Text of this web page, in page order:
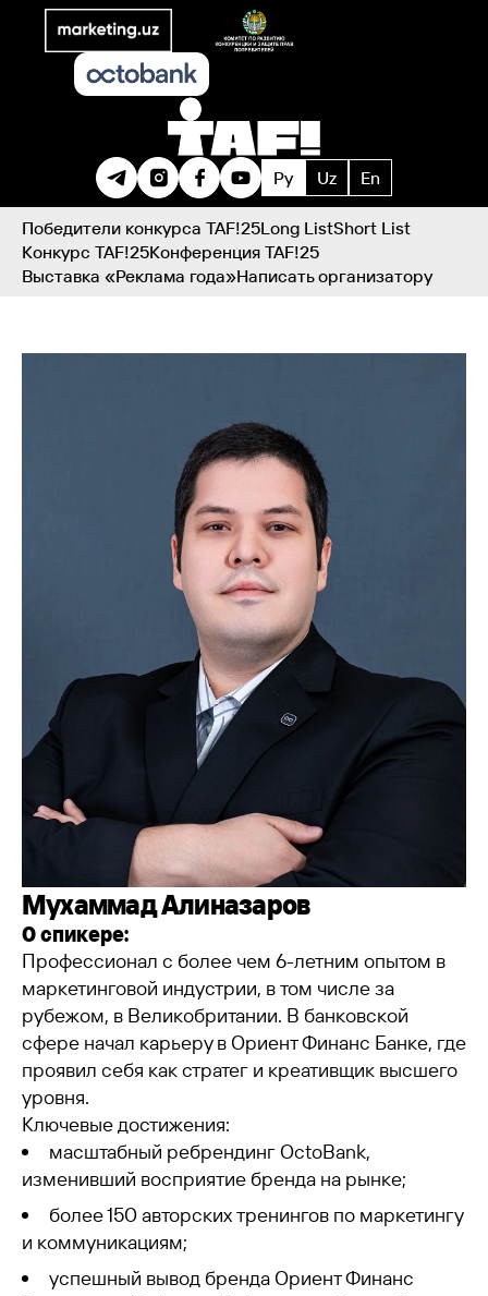
Ру Uz En
Победители конкурса TAF!25Long ListShort List
Конкурс TAF!25Конференция TAF!25
Выставка «Реклама года»Написать организатору
Мухаммад Алиназаров
О спикере:
Профессионал с более чем 6-летним опытом в
маркетинговой индустрии, в том числе за
рубежом, в Великобритании. В банковской
сфере начал карьеру в Ориент Финанс Банке, где
проявил себя как стратег и креативщик высшего
уровня.
Ключевые достижения:
масштабный ребрендинг OctoBank,
изменивший восприятие бренда на рынке;
более 150 авторских тренингов по маркетингу
и коммуникациям;
успешный вывод бренда Ориент Финанс